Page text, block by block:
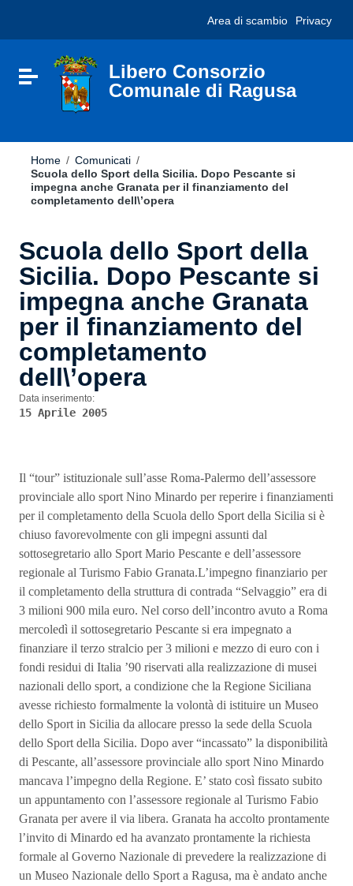
sito
include
Vai al footer
Area di scambio Privacy
Attiva / disattiva la navigazione
Libero Consorzio
Comunale di Ragusa
Home / Comunicati /
Scuola dello Sport della Sicilia. Dopo Pescante si
impegna anche Granata per il finanziamento del
completamento dell\’opera
Scuola dello Sport della
Sicilia. Dopo Pescante si
impegna anche Granata
per il finanziamento del
completamento
dell\’opera
Data inserimento:
15 Aprile 2005
Il “tour” istituzionale sull’asse Roma-Palermo dell’assessore
provinciale allo sport Nino Minardo per reperire i finanziamenti
per il completamento della Scuola dello Sport della Sicilia si è
chiuso favorevolmente con gli impegni assunti dal
sottosegretario allo Sport Mario Pescante e dell’assessore
regionale al Turismo Fabio Granata.L’impegno finanziario per
il completamento della struttura di contrada “Selvaggio” era di
3 milioni 900 mila euro. Nel corso dell’incontro avuto a Roma
mercoledì il sottosegretario Pescante si era impegnato a
finanziare il terzo stralcio per 3 milioni e mezzo di euro con i
fondi residui di Italia ’90 riservati alla realizzazione di musei
nazionali dello sport, a condizione che la Regione Siciliana
avesse richiesto formalmente la volontà di istituire un Museo
dello Sport in Sicilia da allocare presso la sede della Scuola
dello Sport della Sicilia. Dopo aver “incassato” la disponibilità
di Pescante, all’assessore provinciale allo sport Nino Minardo
mancava l’impegno della Regione. E’ stato così fissato subito
un appuntamento con l’assessore regionale al Turismo Fabio
Granata per avere il via libera. Granata ha accolto prontamente
l’invito di Minardo ed ha avanzato prontamente la richiesta
formale al Governo Nazionale di prevedere la realizzazione di
un Museo Nazionale dello Sport a Ragusa, ma è andato anche